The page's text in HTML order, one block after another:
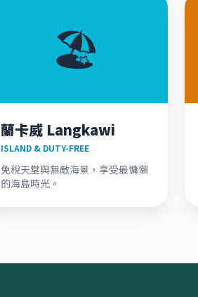
🏖️
蘭卡威 Langkawi
ISLAND & DUTY-FREE
免稅天堂與無敵海景，享受最慵懶
的海島時光。